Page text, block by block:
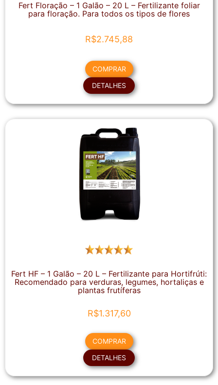
Fert Floração – 1 Galão – 20 L – Fertilizante foliar
para floração. Para todos os tipos de flores
R$2.745,88
COMPRAR
DETALHES
Fert HF – 1 Galão – 20 L – Fertilizante para Hortifrúti:
Recomendado para verduras, legumes, hortaliças e
plantas frutíferas
R$1.317,60
COMPRAR
DETALHES